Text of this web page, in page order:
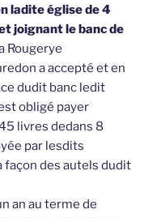
ladite église de 4
joignant le banc de
Rougerye
a accepté et en
dudit banc ledit
obligé payer
livres dedans 8
par lesdits
façon des autels dudit
an au terme de